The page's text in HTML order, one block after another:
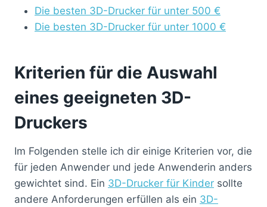
Die besten 3D-Drucker für unter 500 €
Die besten 3D-Drucker für unter 1000 €
Kriterien für die Auswahl
eines geeigneten 3D-
Druckers
Im Folgenden stelle ich dir einige Kriterien vor, die
für jeden Anwender und jede Anwenderin anders
gewichtet sind. Ein 3D-Drucker für Kinder sollte
andere Anforderungen erfüllen als ein 3D-